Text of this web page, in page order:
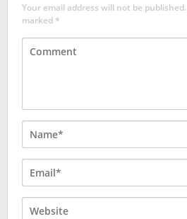
Your email address will not be published.
marked*